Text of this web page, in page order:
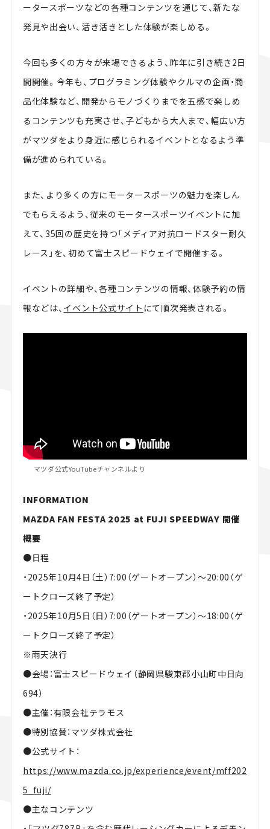
ータースポーツなどの各種コンテンツを通じて、新たな
発見や出会い、活き活きとした体験が楽しめる。
今回も多くの方々が来場できるよう、昨年に引き続き2日
間開催。今年も、プログラミング体験やクルマの企画・商
品化体験など、開発からモノづくりまでを五感で楽しめ
るコンテンツも充実させ、子どもから大人まで、幅広い方
がマツダをより身近に感じられるイベントとなるよう準
備が進められている。
また、より多くの方にモータースポーツの魅力を楽しん
でもらえるよう、従来のモータースポーツイベントに加
えて、35回の歴史を持つ「メディア対抗ロードスター耐久
レース」を、初めて富士スピードウェイで開催する。
イベントの詳細や、各種コンテンツの情報、体験予約の情
報などは、 イベント公式サイト にて順次発表される。
マツダ公式YouTubeチャンネルより
INFORMATION
MAZDA FAN FESTA 2025 at FUJI SPEEDWAY 開催
概要
●日程
・2025年10月4日（土）7:00（ゲートオープン）〜20:00（ゲ
ートクローズ終了予定）
・2025年10月5日（日）7:00（ゲートオープン）〜18:00（ゲ
ートクローズ終了予定）
※雨天決行
●会場：富士スピードウェイ（静岡県駿東郡小山町中日向
694）
●主催：有限会社テラモス
●特別協賛：マツダ株式会社
●公式サイト：
https://www.mazda.co.jp/experience/event/mff202
5_fuji/
●主なコンテンツ